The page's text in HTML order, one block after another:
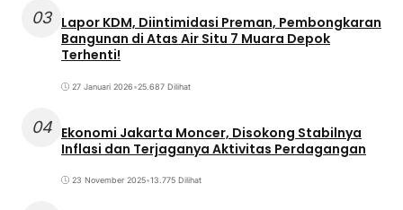
03 Lapor KDM, Diintimidasi Preman, Pembongkaran
Bangunan di Atas Air Situ 7 Muara Depok
Terhenti!
27 Januari 2026•25.687 Dilihat
04 Ekonomi Jakarta Moncer, Disokong Stabilnya
Inflasi dan Terjaganya Aktivitas Perdagangan
23 November 2025•13.775 Dilihat